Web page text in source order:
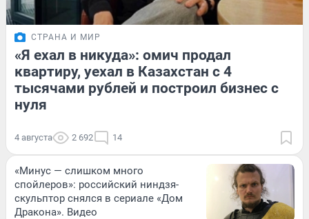
СТРАНА И МИР
«Я ехал в никуда»: омич продал
квартиру, уехал в Казахстан с 4
тысячами рублей и построил бизнес с
нуля
4 августа 2 692 14
«Минус — слишком много
спойлеров»: российский ниндзя-
скульптор снялся в сериале «Дом
Дракона». Видео